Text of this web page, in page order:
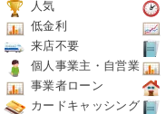
人気
低金利
来店不要
個人事業主・自営業
事業者ローン
カードキャッシング